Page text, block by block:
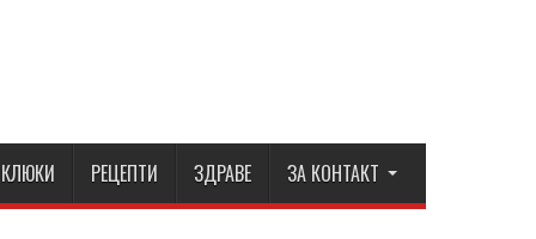
КЛЮКИ РЕЦЕПТИ ЗДРАВЕ ЗА КОНТАКТ